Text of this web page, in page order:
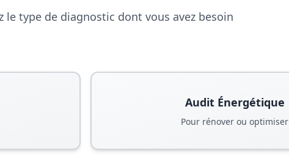
le type de diagnostic dont vous avez besoin
Audit Énergétique
Pour rénover ou optimiser